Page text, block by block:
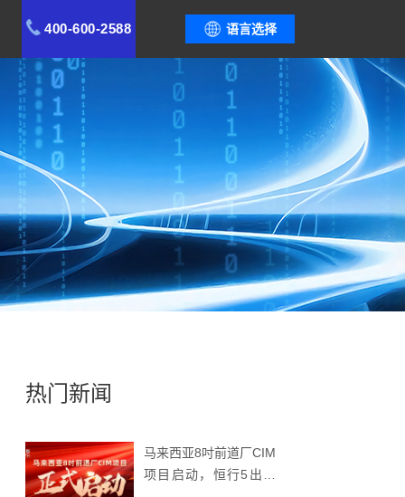
语言选择
400-600-2588
热门新闻
马来西亚8吋前道厂CIM
项目启动，恒行5出海